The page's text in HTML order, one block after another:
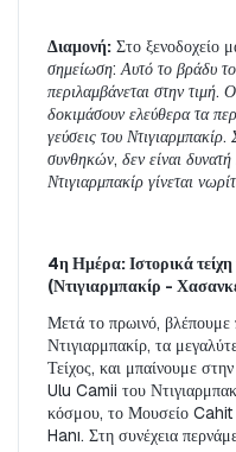
Διαμονή: Στο ξενοδοχείο
σημείωση: Αυτό το βράδυ
περιλαμβάνεται στην τιμή.
δοκιμάσουν ελεύθερα τα
γεύσεις του
συνθηκών, δεν είναι
Ντιγιαρμπακίρ γίνεται
4η Ημέρα: Ιστορικά
(Ντιγιαρμπακίρ -
Μετά το πρωινό, βλέπουμε
Ντιγιαρμπακίρ, τα
Τείχος, και μπαίνουμε
Ulu Camii του
κόσμου, το Μουσείο Cahit
Hanı. Στη συνέχεια